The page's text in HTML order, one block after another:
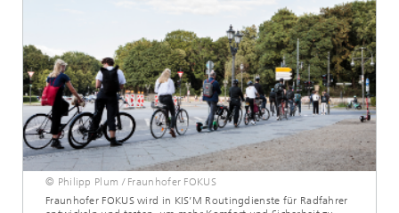
© Philipp Plum / Fraunhofer FOKUS
Fraunhofer FOKUS wird in KIS’M Routingdienste für Radfahrer